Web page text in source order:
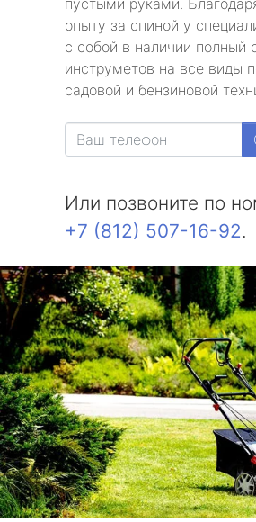
пустыми руками.
опыту за спиной у
с собой в наличии полный
инструметов на все виды
садовой и бензиновой
Или позвоните по
+7 (812) 507-16-92.